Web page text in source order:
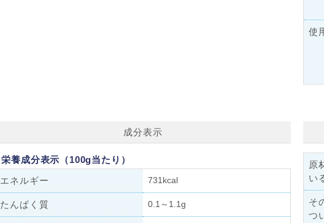
使
成分表示
栄養成分表示（100g当たり）
エネルギー
731kcal
たんぱく質 0.1～1.1g
原
い
そ
つ